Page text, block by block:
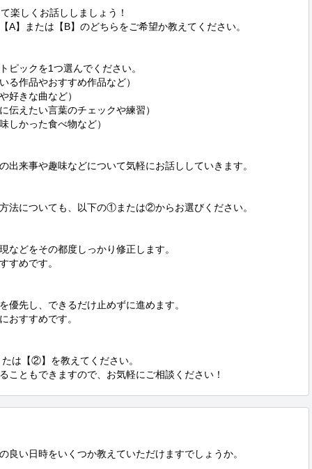
楽しくお話ししましょう！
A】または【B】のどちらをご希望か教えてください。
ピックを1つ選んでください。
る作品やおすすめ作品など）
好きな曲など）
伝えたい言葉のチェックや練習）
しかった食べ物など）
出来事や趣味などについて気軽にお話ししていきます。
法についても、以下の①または②からお選びください。
などをその都度しっかり修正します。
すめです。
優先し、できるだけ止めずに進めます。
おすすめです。
は【②】を教えてください。
こともできますので、お気軽にご相談ください！
良い日時をいくつか教えていただけますでしょうか。